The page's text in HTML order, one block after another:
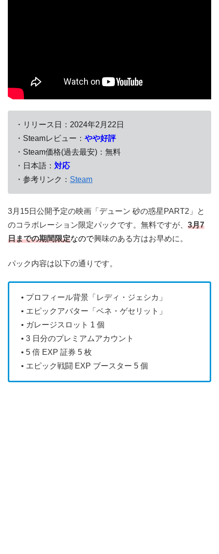
・リリース日：2024年2月22日
・Steamレビュー： やや好評
・Steam価格(過去最安)：無料
・日本語： 対応
・参考リンク： Steam
3月15日公開予定の映画「デューン 砂の惑星PART2」と
のコラボレーション限定パックです。無料ですが、 3月7
日までの期間限定なので興味のある方はお早めに。
パック内容は以下の通りです。
• プロフィール背景「レディ・ジェシカ」
• エピックアバター「ベネ・ゲセリット」
• ガレージスロット 1 個
• 3 日分のプレミアムアカウント
• 5 倍 EXP 証券 5 枚
• エピック戦闘 EXP ブースター 5 個